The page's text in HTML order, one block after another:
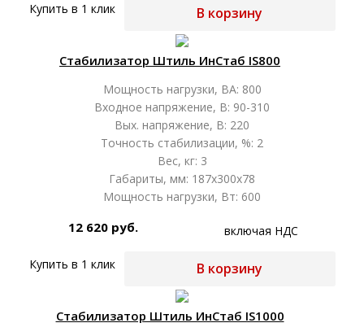
Купить в 1 клик В корзину
Стабилизатор Штиль ИнСтаб IS800
Мощность нагрузки, ВА: 800
Входное напряжение, В: 90-310
Вых. напряжение, В: 220
Точность стабилизации, %: 2
Вес, кг: 3
Габариты, мм: 187х300х78
Мощность нагрузки, Вт: 600
12 620 руб. включая НДС
Купить в 1 клик В корзину
Стабилизатор Штиль ИнСтаб IS1000